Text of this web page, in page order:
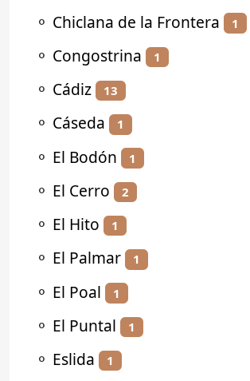
⚬ Chiclana de la Frontera 1
⚬ Congostrina 1
⚬ Cádiz 13
⚬ Cáseda 1
⚬ El Bodón 1
⚬ El Cerro 2
⚬ El Hito 1
⚬ El Palmar 1
⚬ El Poal 1
⚬ El Puntal 1
⚬ Eslida 1